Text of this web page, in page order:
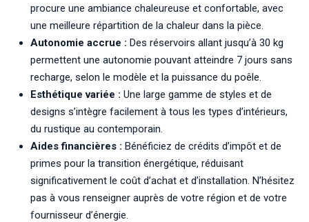
procure une ambiance chaleureuse et confortable, avec
une meilleure répartition de la chaleur dans la pièce.
Autonomie accrue : Des réservoirs allant jusqu’à 30 kg
permettent une autonomie pouvant atteindre 7 jours sans
recharge, selon le modèle et la puissance du poêle.
Esthétique variée : Une large gamme de styles et de
designs s’intègre facilement à tous les types d’intérieurs,
du rustique au contemporain.
Aides financières : Bénéficiez de crédits d’impôt et de
primes pour la transition énergétique, réduisant
significativement le coût d’achat et d’installation. N’hésitez
pas à vous renseigner auprès de votre région et de votre
fournisseur d’énergie.